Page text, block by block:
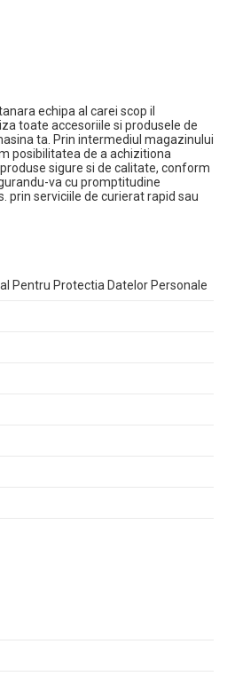
echipa al carei scop il
toate accesoriile si produsele de
ta. Prin intermediul magazinului
posibilitatea de a achizitiona
sigure si de calitate, conform
va cu promptitudine
prin serviciile de curierat rapid sau
Pentru Protectia Datelor Personale